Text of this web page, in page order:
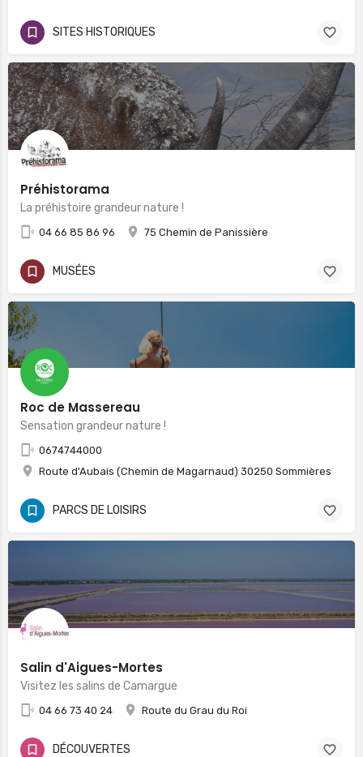
SITES HISTORIQUES
Préhistorama
La préhistoire grandeur nature !
04 66 85 86 96 75 Chemin de Panissière
MUSÉES
Roc de Massereau
Sensation grandeur nature !
0674744000
Route d'Aubais (Chemin de Magarnaud) 30250 Sommières
PARCS DE LOISIRS
Salin d'Aigues-Mortes
Visitez les salins de Camargue
04 66 73 40 24 Route du Grau du Roi
DÉCOUVERTES